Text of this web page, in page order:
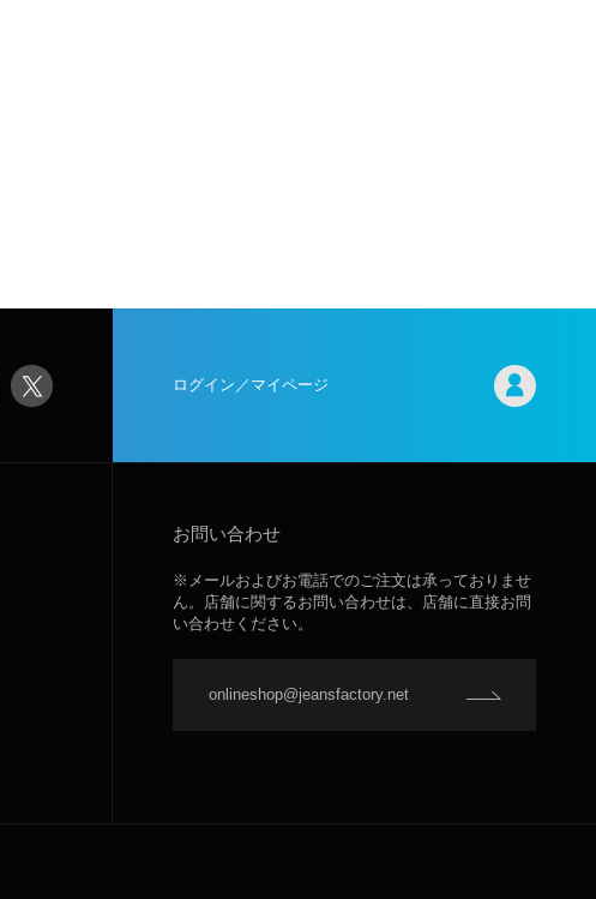
ログイン／マイページ
お問い合わせ
※メールおよびお電話でのご注文は承っておりませ
ん。店舗に関するお問い合わせは、店舗に直接お問
い合わせください。
onlineshop@jeansfactory.net